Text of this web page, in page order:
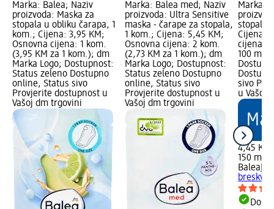
Marka: Balea; Naziv
proizvoda: Maska za
stopala u obliku čarapa, 1
kom.; Cijena: 3,95 KM;
Osnovna cijena: 1 kom.
(3,95 KM za 1 kom.); dm
Marka Logo; Dostupnost:
Status zeleno Dostupno
online, Status sivo
Provjerite dostupnost u
Vašoj dm trgovini
Marka: Balea med; Naziv
proizvoda: Ultra Sensitive
maska - čarape za stopala,
1 kom.; Cijena: 5,45 KM;
Osnovna cijena: 2 kom.
(2,73 KM za 1 kom.); dm
Marka Logo; Dostupnost:
Status zeleno Dostupno
online, Status sivo
Provjerite dostupnost u
Vašoj dm trgovini
Marka:
stopala
Cijena:
cijena:
100 ml);
sivo
u Vašoj
4,45 KM
150 ml
Balea
breskva,